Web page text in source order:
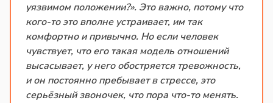
уязвимом положении?». Это важно, потому что
кого-то это вполне устраивает, им так
комфортно и привычно. Но если человек
чувствует, что его такая модель отношений
высасывает, у него обостряется тревожность,
и он постоянно пребывает в стрессе, это
серьёзный звоночек, что пора что-то менять.